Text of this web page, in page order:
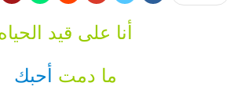
أنا على قيد
ما دمت أحبك